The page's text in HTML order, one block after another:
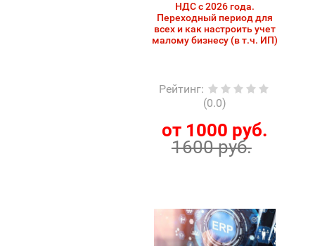
НДС с 2026 года.
Переходный период для
всех и как настроить учет
малому бизнесу (в т.ч. ИП)
Рейтинг:
(0.0)
от 1000 руб.
1600 руб.